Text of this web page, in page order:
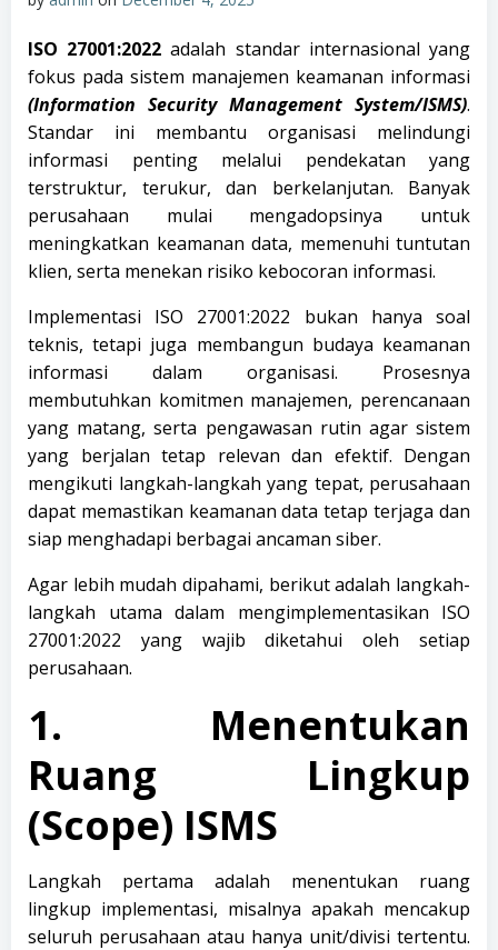
ISO 27001:2022 adalah standar internasional yang
fokus pada sistem manajemen keamanan informasi
(Information Security Management System/ISMS).
Standar ini membantu organisasi melindungi
informasi penting melalui pendekatan yang
terstruktur, terukur, dan berkelanjutan. Banyak
perusahaan mulai mengadopsinya untuk
meningkatkan keamanan data, memenuhi tuntutan
klien, serta menekan risiko kebocoran informasi.
Implementasi ISO 27001:2022 bukan hanya soal
teknis, tetapi juga membangun budaya keamanan
informasi dalam organisasi. Prosesnya
membutuhkan komitmen manajemen, perencanaan
yang matang, serta pengawasan rutin agar sistem
yang berjalan tetap relevan dan efektif. Dengan
mengikuti langkah-langkah yang tepat, perusahaan
dapat memastikan keamanan data tetap terjaga dan
siap menghadapi berbagai ancaman siber.
Agar lebih mudah dipahami, berikut adalah langkah-
langkah utama dalam mengimplementasikan ISO
27001:2022 yang wajib diketahui oleh setiap
perusahaan.
1. Menentukan
Ruang Lingkup
(Scope) ISMS
Langkah pertama adalah menentukan ruang
lingkup implementasi, misalnya apakah mencakup
seluruh perusahaan atau hanya unit/divisi tertentu.